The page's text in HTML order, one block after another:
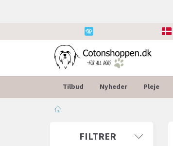
Tilbud Nyheder Pleje
FILTRER